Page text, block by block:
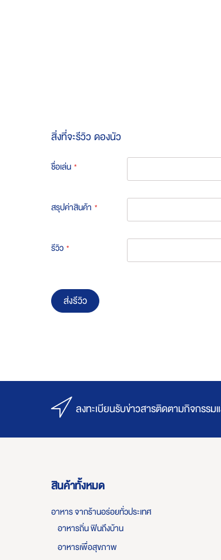
gallery
สิ่งที่จะรีวิว ดองนัว
ชื่อเล่น
สรุปค่าสินค้า
รีวิว
ส่งรีวิว
ลงทะเบียนรับข่าวสารติดตามกิจกรรม
สินค้าทั้งหมด
อาหาร จากร้านอร่อยทั่วประเทศ
อาหารถิ่น ฟินถึงบ้าน
อาหารเพื่อสุขภาพ